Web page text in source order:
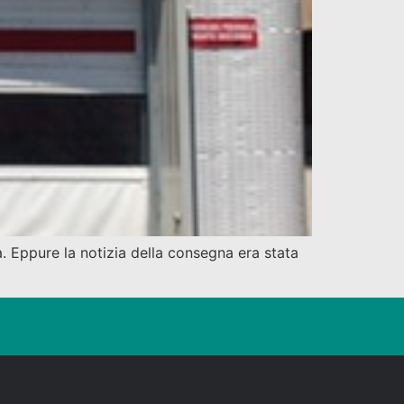
Eppure la notizia della consegna era stata